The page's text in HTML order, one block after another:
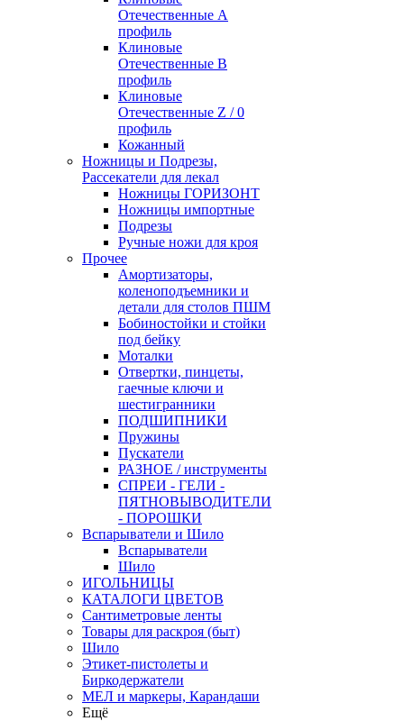
Отечественные А
профиль
Клиновые
Отечественные В
профиль
Клиновые
Отечественные Z / 0
профиль
Кожанный
Ножницы и Подрезы,
Рассекатели для лекал
Ножницы ГОРИЗОНТ
Ножницы импортные
Подрезы
Ручные ножи для кроя
Прочее
Амортизаторы,
коленоподъемники и
детали для столов ПШМ
Бобиностойки и стойки
под бейку
Моталки
Отвертки, пинцеты,
гаечные ключи и
шестигранники
ПОДШИПНИКИ
Пружины
Пускатели
РАЗНОЕ / инструменты
СПРЕИ - ГЕЛИ -
ПЯТНОВЫВОДИТЕЛИ
- ПОРОШКИ
Вспарыватели и Шило
Вспарыватели
Шило
ИГОЛЬНИЦЫ
КАТАЛОГИ ЦВЕТОВ
Сантиметровые ленты
Товары для раскроя (быт)
Шило
Этикет-пистолеты и
Биркодержатели
МЕЛ и маркеры, Карандаши
Ещё